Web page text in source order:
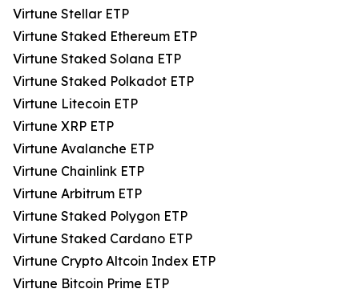
Virtune Stellar ETP
Virtune Staked Ethereum ETP
Virtune Staked Solana ETP
Virtune Staked Polkadot ETP
Virtune Litecoin ETP
Virtune XRP ETP
Virtune Avalanche ETP
Virtune Chainlink ETP
Virtune Arbitrum ETP
Virtune Staked Polygon ETP
Virtune Staked Cardano ETP
Virtune Crypto Altcoin Index ETP
Virtune Bitcoin Prime ETP